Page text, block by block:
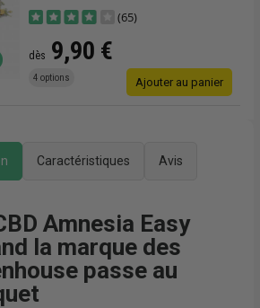
(65)
dès 9,90 €
4 options Ajouter au panier
Caractéristiques Avis
Amnesia Easy
la marque des
passe au